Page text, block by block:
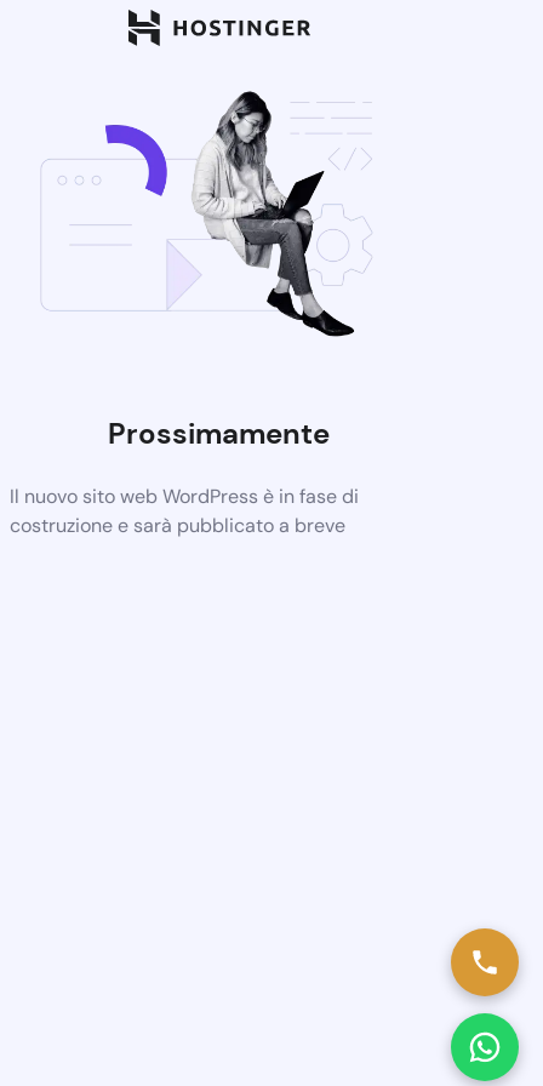
Prossimamente
Il nuovo sito web WordPress è in fase di
costruzione e sarà pubblicato a breve